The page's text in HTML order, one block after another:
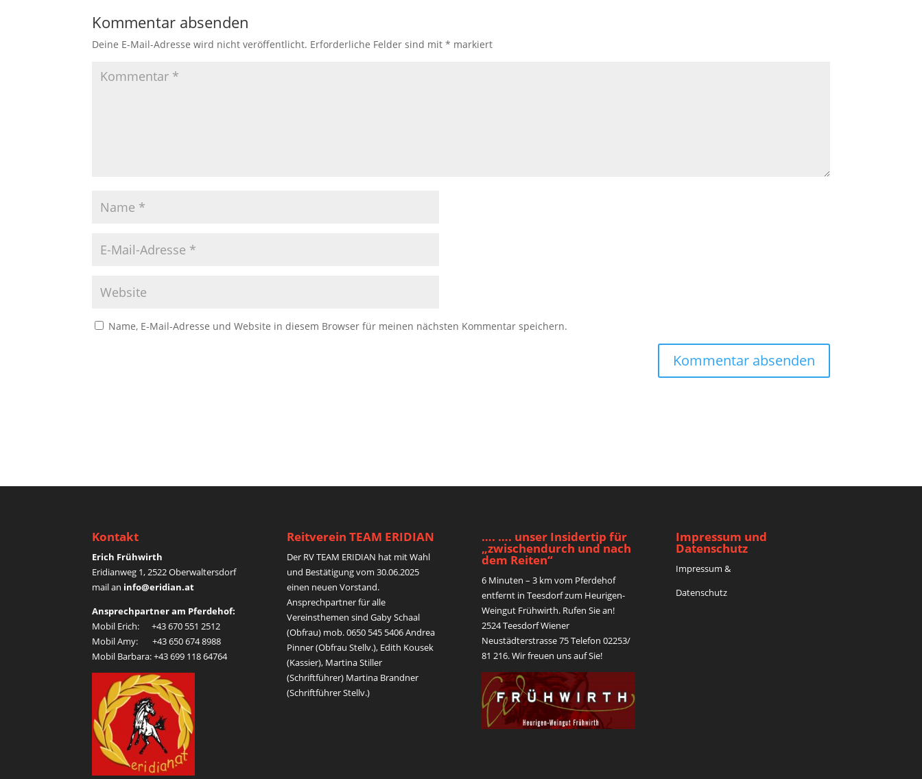
Kommentar absenden
Deine E-Mail-Adresse wird nicht veröffentlicht. Erforderliche Felder sind mit* markiert
Name, E-Mail-Adresse und Website in diesem Browser für meinen nächsten Kommentar speichern.
e
:
Kontakt
Erich Frühwirth
Eridianweg 1, 2522 Oberwaltersdorf
mail an info@eridian.at
Ansprechpartner am Pferdehof:
Mobil Erich: +43 670 551 2512
Mobil Amy: +43 650 674 8988
Mobil Barbara: +43 699 118 64764
Reitverein TEAM ERIDIAN
Der RV TEAM ERIDIAN hat mit Wahl
und Bestätigung vom 30.06.2025
einen neuen Vorstand.
Ansprechpartner für alle
Vereinsthemen sind Gaby Schaal
(Obfrau) mob. 0650 545 5406 Andrea
Pinner (Obfrau Stellv.), Edith Kousek
(Kassier), Martina Stiller
(Schriftführer) Martina Brandner
(Schriftführer Stellv.)
…. …. unser Insidertip für
„zwischendurch und nach
dem Reiten“
6 Minuten – 3 km vom Pferdehof
entfernt in Teesdorf zum Heurigen-
Weingut Frühwirth. Rufen Sie an!
2524 Teesdorf Wiener
Neustädterstrasse 75 Telefon 02253/
81 216. Wir freuen uns auf Sie!
Impressum und
Datenschutz
Impressum &
Datenschutz